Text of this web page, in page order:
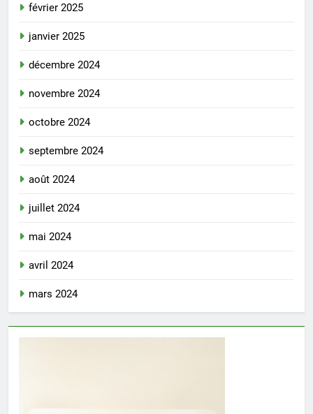
février 2025
janvier 2025
décembre 2024
novembre 2024
octobre 2024
septembre 2024
août 2024
juillet 2024
mai 2024
avril 2024
mars 2024